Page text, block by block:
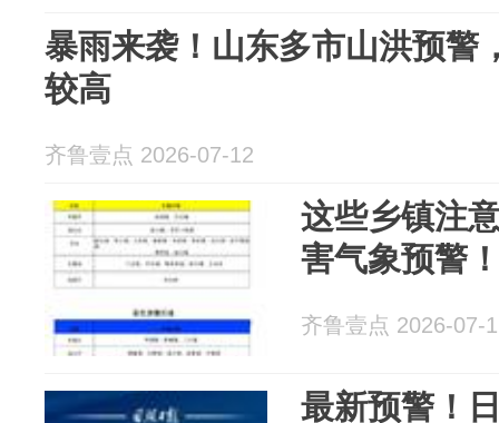
暴雨来袭！山东多市山洪预警
较高
齐鲁壹点 2026-07-12
这些乡镇注
害气象预警
齐鲁壹点 2026-07-
最新预警！